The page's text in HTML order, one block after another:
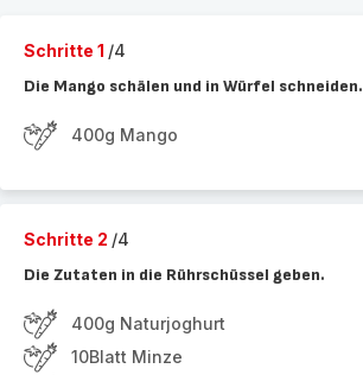
Schritte 1 /4
Die Mango schälen und in Würfel schneiden.
400g Mango
Schritte 2 /4
Die Zutaten in die Rührschüssel geben.
400g Naturjoghurt
10Blatt Minze